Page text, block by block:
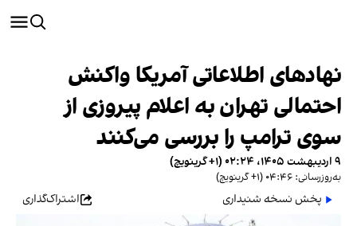
نهادهای اطلاعاتی آمریکا واکنش
احتمالی تهران به اعلام پیروزی از
سوی ترامپ را بررسی می‌کنند
۹ اردیبهشت ۱۴۰۵، ۰۲:۲۴ (‎+۱ گرینویچ)
به‌روزرسانی: ۰۴:۴۶ (‎+۱ گرینویچ)
پخش نسخه شنیداری اشتراک‌گذاری